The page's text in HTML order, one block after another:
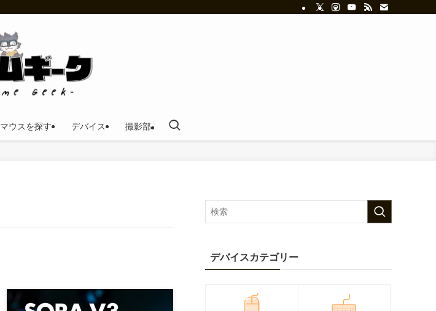
マウスを探す デバイス 撮影部
デバイスカテゴリー